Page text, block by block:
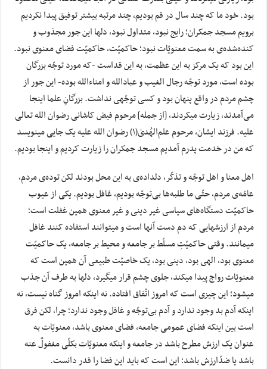
بود. خود ما که چند سال در قم بودیم، چند مرتبه بیشتر توفیق پیدا نکردیم
برویم مسجد جمکران؛ رایج نبود، متداول نبود، دلها این جور مجذوب و
کنده‌شده‌‌ی به سمت معنویّات نبود؛ حاکمیّت، حاکمیّت فضای معنوی نبود.
این بود که یک مرکز به این عظمت، به این قداست -که مورد توجّه بزرگان
بوده است، مورد توجّه رجال‌ الغیب و عبادالله و امناءالله بوده- این جور از
چشم مردم در واقع پنهان بود و کسی توجّهی نداشت. بزرگانِ علما اینجا
می‌‌آمدند، زیارت میکردند، [از جمله] مرحوم فیض کاشانی رضوان الله تعالی
علیه. فرزند ایشان، مرحوم علم‌الهُدیٰ(۱) رضوان الله علیه یک جایی مینویسد
که من در خدمت پدرم آمدیم مسجد جمکران را زیارت کردیم و اینجا بودیم.
اهل معنا و اهل توجّه و تذکّر، دلداده‌ی به این محل بودند لکن توده‌‌ی مردم،
عامّه‌‌ی مردم، حتّی ما طلبه‌‌ها بی‌‌توجّه بودیم، غافل بودیم. یکی از عیوب
حاکمیّت دستگاه‌های سیاسی غیر دینی و غیر معنوی همین غفلت است؛
مردم از ارزشهایی که دم دست آنها است و میتوانند استفاده کنند غافل
میمانند. وقتی حاکمیّتِ مسلّط بر جامعه و محیط بر جامعه، یک حاکمیّت
معنوی بود، الهی بود، دینی بود، یک خاصیّت طبیعی آن همین است که
معنویّات رواج پیدا میکند، جلوی چشم قرار میگیرد، دلها به طرف آن جذب
میشود؛ این چیزی است که امروز اتّفاق افتاده. نه اینکه امروز گناه نیست، نه
اینکه آدم بد وجود ندارد و آدم بی‌‌توجّه و غافل وجود ندارد؛ چرا، لکن فرق
است بین اینکه فضای عمومی جامعه، فضای معنوی باشد، معنویّات به
عنوان یک ارزش مطرح باشد در جامعه و اینکه معنویّات بکلّی مغفولٌ‌ عنه
باشد یا ضدّارزش باشد؛ این است که باید این فضا را قدر دانست.